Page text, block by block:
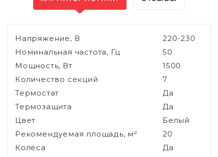
Напряжение, В
220-230
Номинальная частота, Гц
50
Мощность, Вт
1500
Количество секций
7
Термостат
Да
Термозащита
Да
Цвет
Белый
Рекомендуемая площадь, м²
20
Колёса
Да